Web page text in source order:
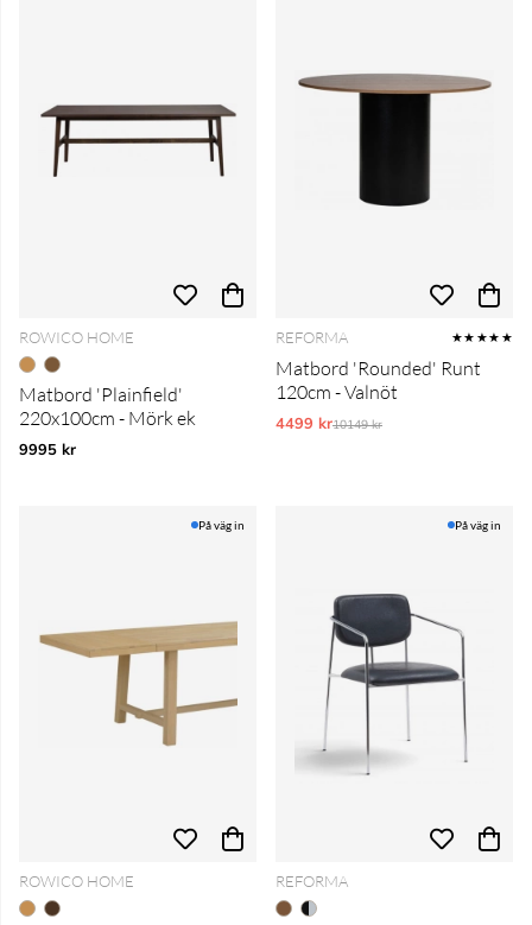
ROWICO HOME
Matbord 'Plainfield'
220x100cm - Mörk ek
9995 kr
REFORMA ★★★★★
Matbord 'Rounded' Runt
120cm - Valnöt
4499 krOrdinarie pris:
10149 kr
På väg in
ROWICO HOME
På väg in
REFORMA